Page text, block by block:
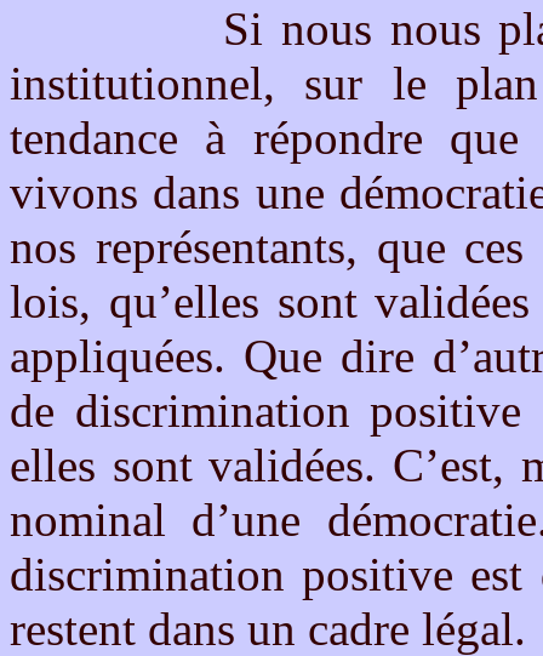
Si nous nous
institutionnel, sur le
tendance à répondre
vivons dans une
nos représentants, que
lois, qu’elles sont
appliquées. Que dire
de discrimination
elles sont validées. C’est,
nominal d’une
discrimination positive est
restent dans un cadre légal.